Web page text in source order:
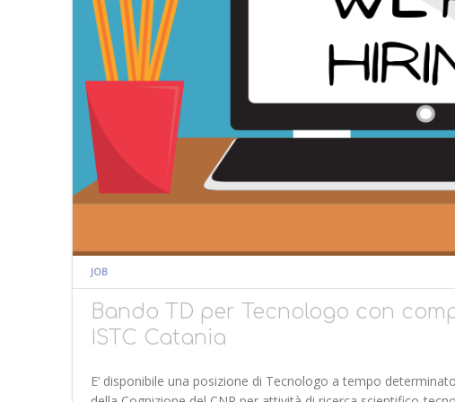
JOB
Bando TD per Tecnologo con
ISTC Catania
E’ disponibile una posizione di Tecnologo a tempo